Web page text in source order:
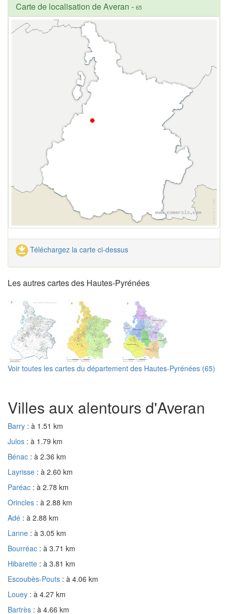
Carte de localisation de Averan - 65
Téléchargez la carte ci-dessus
Les autres cartes des Hautes-Pyrénées
Voir toutes les cartes du département des Hautes-Pyrénées (65)
Villes aux alentours d'Averan
Barry : à 1.51 km
Julos : à 1.79 km
Bénac : à 2.36 km
Layrisse : à 2.60 km
Paréac : à 2.78 km
Orincles : à 2.88 km
Adé : à 2.88 km
Lanne : à 3.05 km
Bourréac : à 3.71 km
Hibarette : à 3.81 km
Escoubès-Pouts : à 4.06 km
Louey : à 4.27 km
Bartrès : à 4.66 km